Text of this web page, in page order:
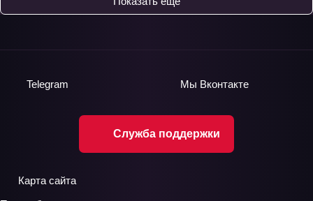
Служба поддержки
Telegram Мы Вконтакте
Карта сайта